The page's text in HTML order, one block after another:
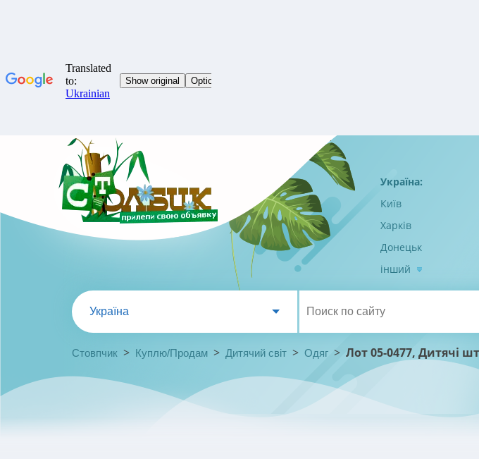
Україна:
Київ
Харків
Донецьк
інший
Україна
Стовпчик > Куплю/Продам > Дитячий світ > Одяг > Лот 05-0477, Дитячі